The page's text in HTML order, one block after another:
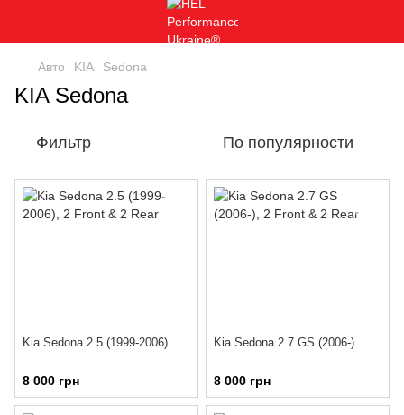
Авто KIA Sedona
KIA Sedona
Фильтр По популярности
Kia Sedona 2.5 (1999-2006)
8 000 грн
Kia Sedona 2.7 GS (2006-)
8 000 грн